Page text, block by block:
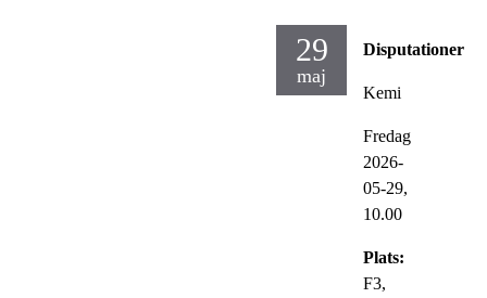
29
maj
Disputationer
Kemi
Fredag
2026-
05-29,
10.00
Plats:
F3,